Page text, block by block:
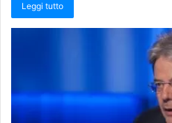
Leggi tutto